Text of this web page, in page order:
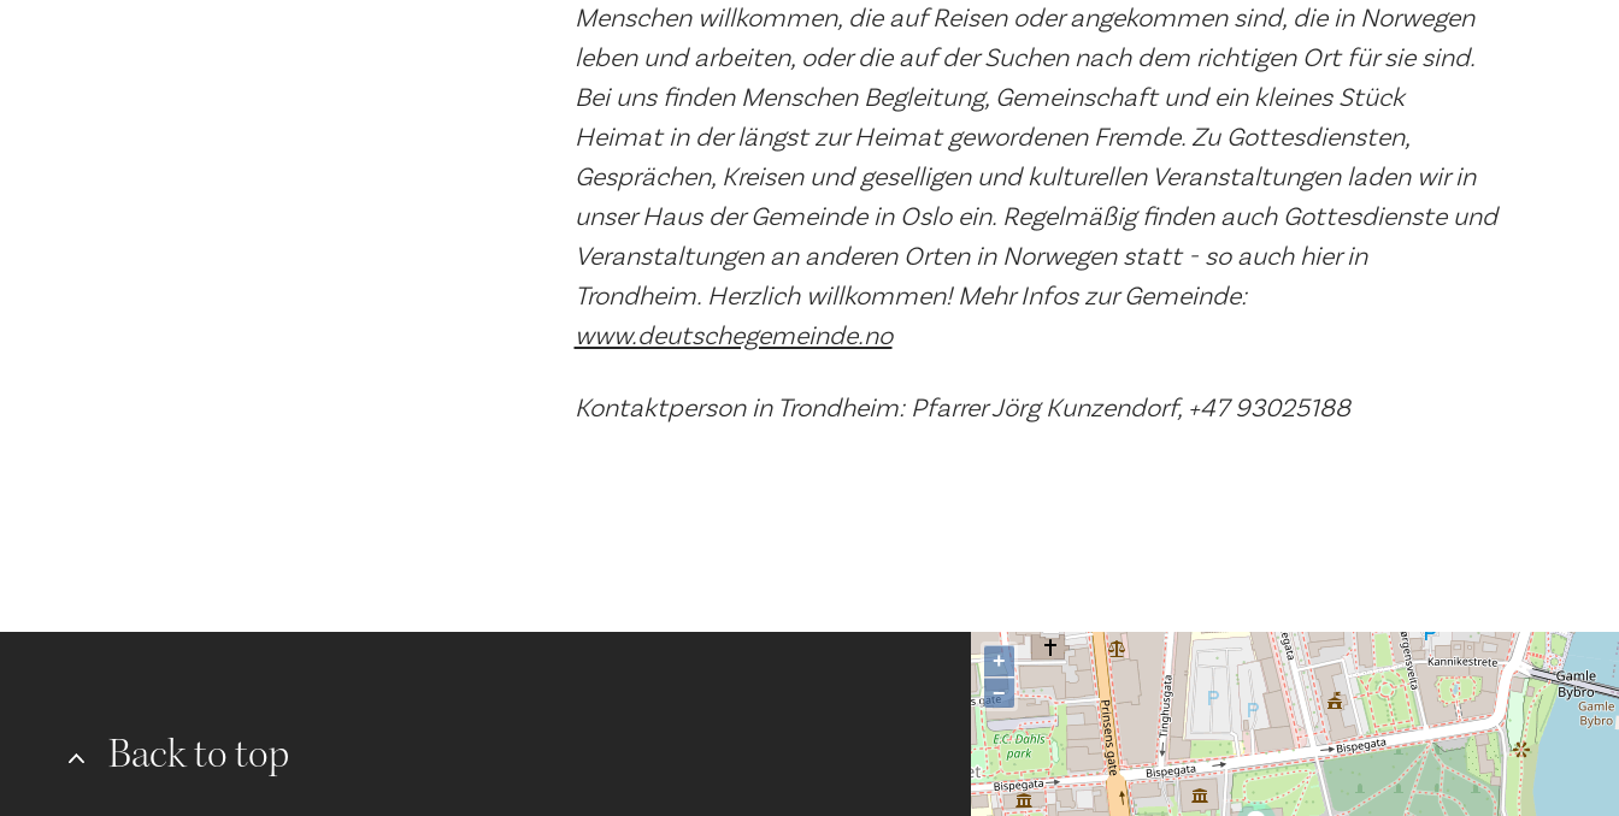
Menschen willkommen, die auf Reisen oder angekommen sind, die in Norwegen
leben und arbeiten, oder die auf der Suchen nach dem richtigen Ort für sie sind.
Bei uns finden Menschen Begleitung, Gemeinschaft und ein kleines Stück
Heimat in der längst zur Heimat gewordenen Fremde. Zu Gottesdiensten,
Gesprächen, Kreisen und geselligen und kulturellen Veranstaltungen laden wir in
unser Haus der Gemeinde in Oslo ein. Regelmäßig finden auch Gottesdienste und
Veranstaltungen an anderen Orten in Norwegen statt - so auch hier in
Trondheim. Herzlich willkommen! Mehr Infos zur Gemeinde:
www.deutschegemeinde.no
Kontaktperson in Trondheim: Pfarrer Jörg Kunzendorf, +47 93025188
Back to top
+
−